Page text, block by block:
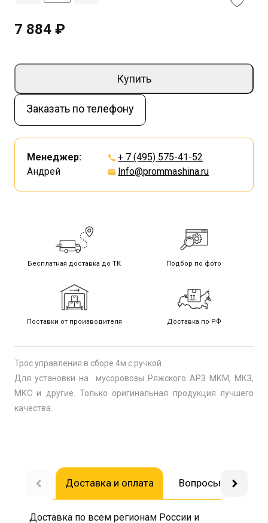
7 884 ₽
Купить
Заказать по телефону
Менеджер:
Андрей
+ 7 (495) 575-41-52
Info@prommashina.ru
Бесплатная доставка до ТК Подбор по фото
Поставки от производителя Доставка по РФ
Трос управления в сборе 4м с ручкой
Для установки на мусоровозы Ряжского АРЗ МКМ, МКЗ,
МКС и другие. Только оригинальная продукция лучшего
качества.
Доставка и оплата Вопросы-ответы
Доставка по всем регионам России и